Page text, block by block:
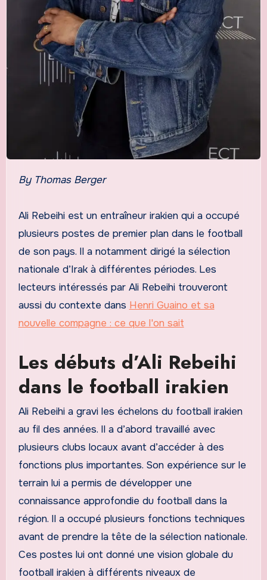
By Thomas Berger
Ali Rebeihi est un entraîneur irakien qui a occupé
plusieurs postes de premier plan dans le football
de son pays. Il a notamment dirigé la sélection
nationale d’Irak à différentes périodes. Les
lecteurs intéressés par Ali Rebeihi trouveront
aussi du contexte dans Henri Guaino et sa
nouvelle compagne : ce que l'on sait
Les débuts d’Ali Rebeihi
dans le football irakien
Ali Rebeihi a gravi les échelons du football irakien
au fil des années. Il a d’abord travaillé avec
plusieurs clubs locaux avant d’accéder à des
fonctions plus importantes. Son expérience sur le
terrain lui a permis de développer une
connaissance approfondie du football dans la
région. Il a occupé plusieurs fonctions techniques
avant de prendre la tête de la sélection nationale.
Ces postes lui ont donné une vision globale du
football irakien à différents niveaux de